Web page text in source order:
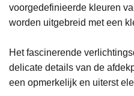
voorgedefinieerde kleuren
worden uitgebreid met een
Het fascinerende
delicate details van de
een opmerkelijk en uiterst